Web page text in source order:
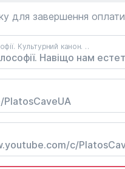
для завершення оплати
Вступ до філософії. Культурний канон. Людина поміж високим і низьким.